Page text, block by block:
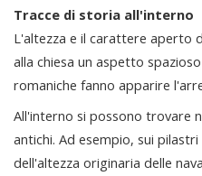
Tracce di storia all'interno
L'altezza e il carattere aperto
alla chiesa un aspetto
romaniche fanno apparire
All'interno si possono trovare
antichi. Ad esempio, sui
dell'altezza originaria delle